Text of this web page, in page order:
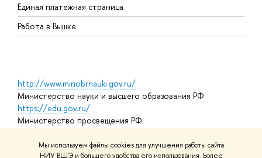
Мы используем файлы cookies для улучшения работы сайта
НИУ ВШЭ и большего удобства его использования. Более
Единая платежная страница
Работа в Вышке
http://www.minobrnauki.gov.ru/
Министерство науки и высшего образования РФ
https://edu.gov.ru/
Министерство просвещения РФ
Массовые открытые онлайн-курсы